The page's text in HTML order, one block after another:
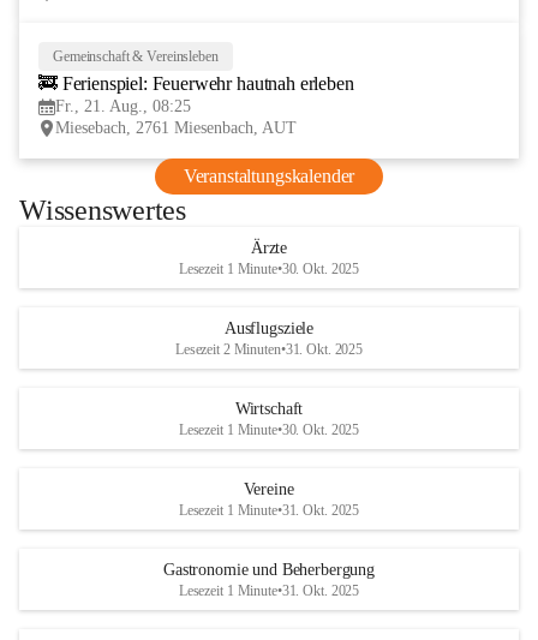
Gemeinschaft & Vereinsleben
🚒 Ferienspiel: Feuerwehr hautnah erleben
Fr., 21. Aug., 08:25
Miesebach, 2761 Miesenbach, AUT
Veranstaltungskalender
Wissenswertes
Ärzte
Lesezeit 1 Minute•30. Okt. 2025
Ausflugsziele
Lesezeit 2 Minuten•31. Okt. 2025
Wirtschaft
Lesezeit 1 Minute•30. Okt. 2025
Vereine
Lesezeit 1 Minute•31. Okt. 2025
Gastronomie und Beherbergung
Lesezeit 1 Minute•31. Okt. 2025